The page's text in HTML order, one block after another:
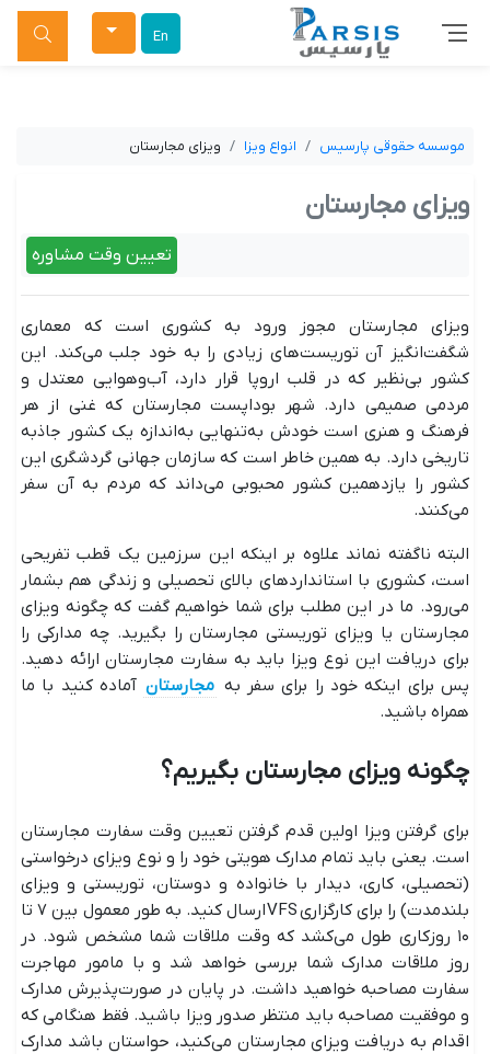
En جستجو
موسسه حقوقی پارسیس انواع ویزا ویزای مجارستان
ویزای مجارستان
تعیین وقت مشاوره
ویزای مجارستان مجوز ورود به کشوری است که معماری
شگفت‌انگیز آن توریست‌های زیادی را به خود جلب می‌کند. این
کشور بی‌نظیر که در قلب اروپا قرار دارد، آب‌وهوایی معتدل و
مردمی صمیمی دارد. شهر بوداپست مجارستان که غنی از هر
فرهنگ و هنری است خودش به‌تنهایی به‌اندازه یک کشور جاذبه
تاریخی دارد. به همین خاطر است که سازمان جهانی گردشگری این
کشور را یازدهمین کشور محبوبی می‌داند که مردم به آن سفر
می‌کنند.
البته ناگفته نماند علاوه بر اینکه این سرزمین یک قطب تفریحی
است، کشوری با استانداردهای بالای تحصیلی و زندگی هم بشمار
می‌رود. ما در این مطلب برای شما خواهیم گفت که چگونه ویزای
مجارستان یا ویزای توریستی مجارستان را بگیرید. چه مدارکی را
برای دریافت این نوع ویزا باید به سفارت مجارستان ارائه دهید.
پس برای اینکه خود را برای سفر به مجارستان آماده کنید با ما
همراه باشید.
چگونه ویزای مجارستان بگیریم؟
برای گرفتن ویزا اولین قدم گرفتن تعیین وقت سفارت مجارستان
است. یعنی باید تمام مدارک هویتی خود را و نوع ویزای درخواستی
(تحصیلی، کاری، دیدار با خانواده و دوستان، توریستی و ویزای
بلندمدت) را برای کارگزاری VFS ارسال کنید. به طور معمول بین ۷ تا
۱۰ روزکاری طول می‌کشد که وقت ملاقات شما مشخص شود. در
روز ملاقات مدارک شما بررسی خواهد شد و با مامور مهاجرت
سفارت مصاحبه خواهید داشت. در پایان در صورت‌پذیرش مدارک
و موفقیت مصاحبه باید منتظر صدور ویزا باشید. فقط هنگامی که
اقدام به دریافت ویزای مجارستان می‌کنید، حواستان باشد مدارک